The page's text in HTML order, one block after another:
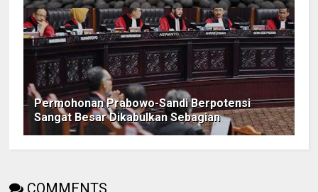
Permohonan Prabowo-Sandi Berpotensi
Sangat Besar Dikabulkan Sebagian